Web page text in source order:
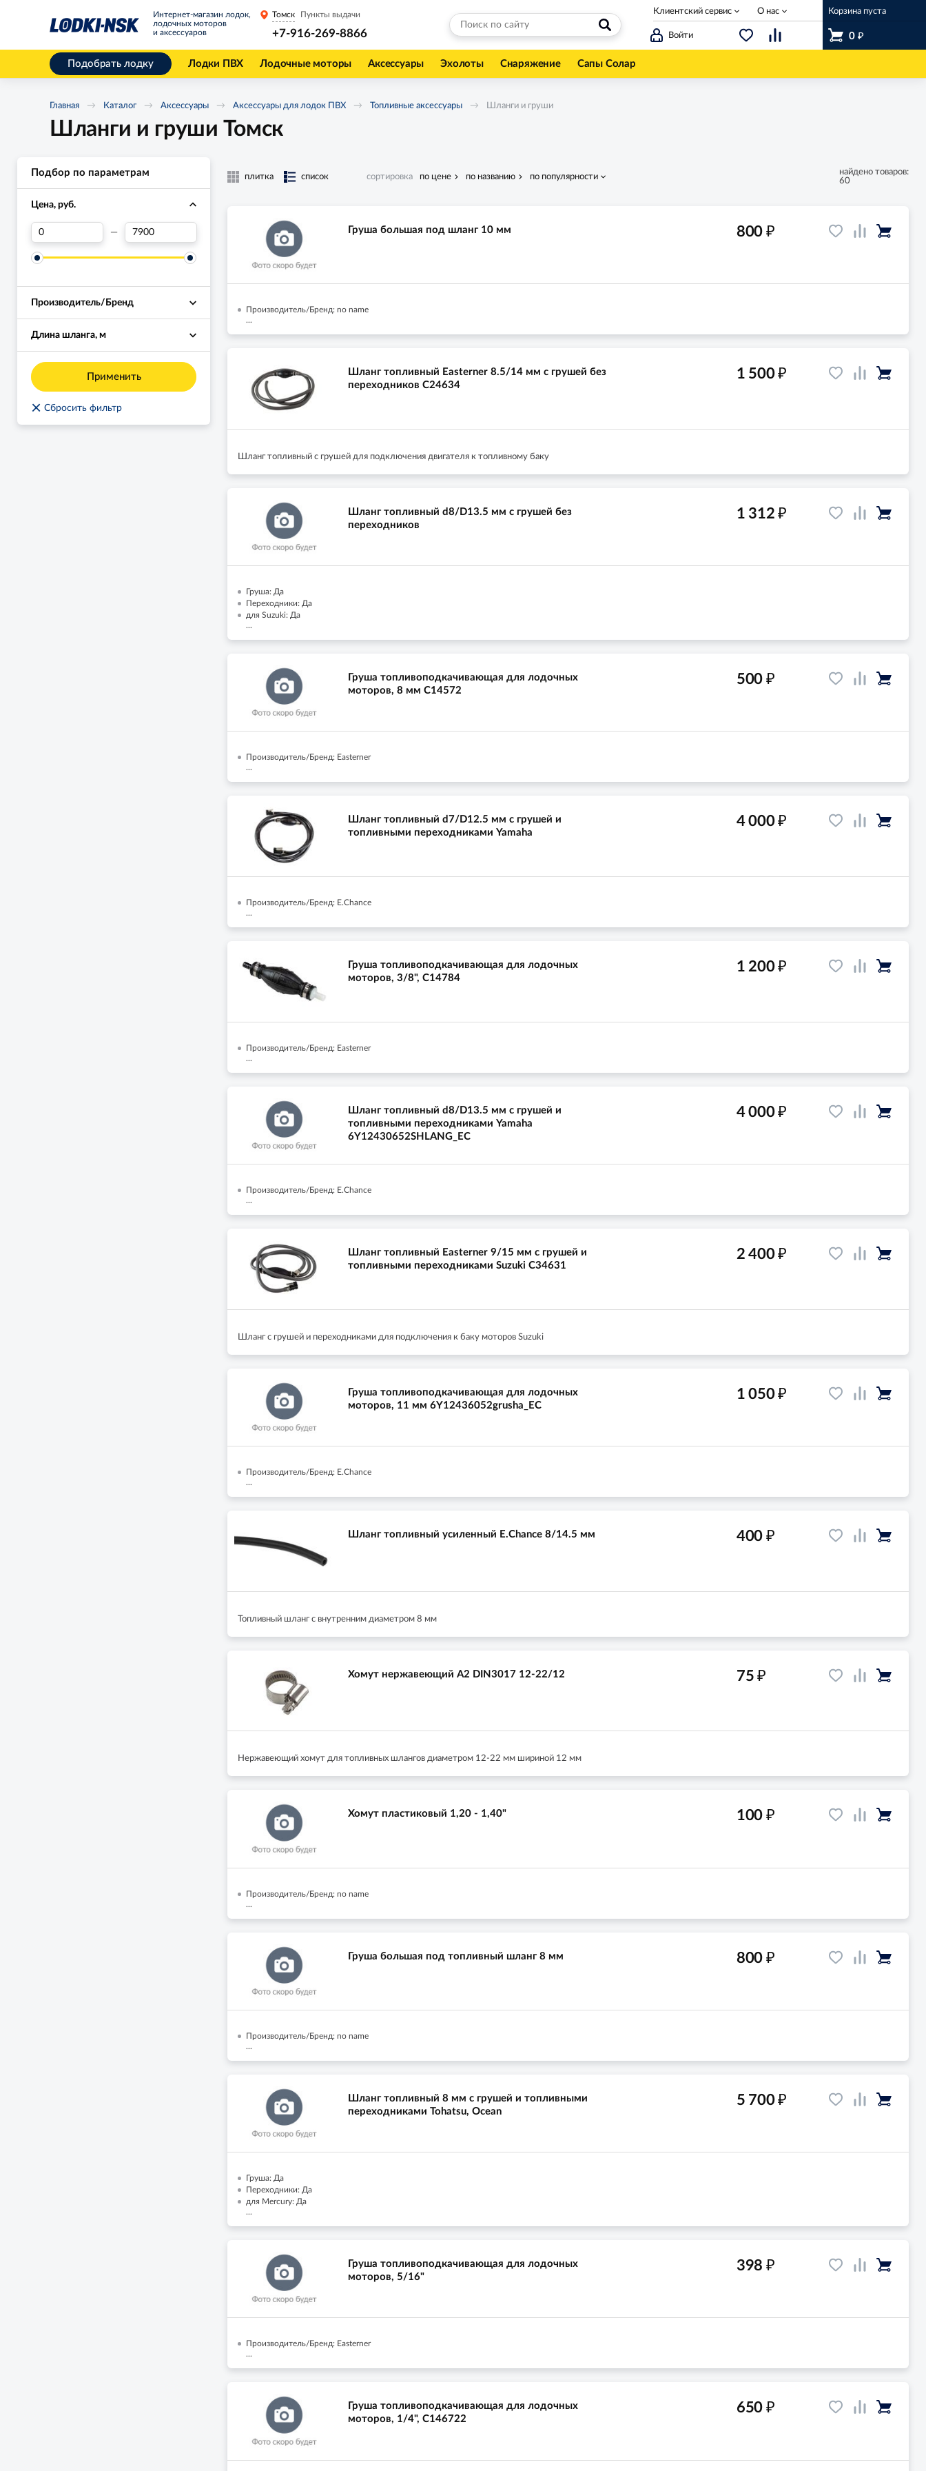
Интернет-магазин лодок,
лодочных моторов
и аксессуаров
Войти
Корзина пуста
0 ₽
Томск Пункты выдачи
+7-916-269-8866
Клиентский сервис О нас
Подобрать лодку Лодки ПВХ Лодочные моторы Аксессуары Эхолоты Снаряжение Сапы Солар
Главная Каталог Аксессуары Аксессуары для лодок ПВХ Топливные аксессуары Шланги и груши
Шланги и груши Томск
Подбор по параметрам
Цена, руб.
—
Производитель/Бренд
Длина шланга, м
Применить
× Сбросить фильтр
плитка список сортировка по цене по названию по популярности
найдено товаров:
60
Груша большая под шланг 10 мм
Производитель/Бренд: no name
...
800 ₽
Шланг топливный Easterner 8.5/14 мм с грушей без
переходников C24634
Шланг топливный с грушей для подключения двигателя к топливному баку
1 500₽
Шланг топливный d8/D13.5 мм с грушей без
переходников
Груша: Да
Переходники: Да
для Suzuki: Да
...
1 312₽
Груша топливоподкачивающая для лодочных
моторов, 8 мм C14572
Производитель/Бренд: Easterner
...
500 ₽
Шланг топливный d7/D12.5 мм с грушей и
топливными переходниками Yamaha
Производитель/Бренд: E.Chance
...
4 000₽
Груша топливоподкачивающая для лодочных
моторов, 3/8", C14784
Производитель/Бренд: Easterner
...
1 200₽
Шланг топливный d8/D13.5 мм с грушей и
топливными переходниками Yamaha
6Y12430652SHLANG_EC
Производитель/Бренд: E.Chance
...
4 000₽
Шланг топливный Easterner 9/15 мм с грушей и
топливными переходниками Suzuki C34631
Шланг с грушей и переходниками для подключения к баку моторов Suzuki
2 400₽
Груша топливоподкачивающая для лодочных
моторов, 11 мм 6Y12436052grusha_EC
Производитель/Бренд: E.Chance
...
1 050₽
Шланг топливный усиленный E.Chance 8/14.5 мм
Топливный шланг с внутренним диаметром 8 мм
400 ₽
Хомут нержавеющий A2 DIN3017 12-22/12
Нержавеющий хомут для топливных шлангов диаметром 12-22 мм шириной 12 мм
75₽
Хомут пластиковый 1,20 - 1,40"
Производитель/Бренд: no name
...
100 ₽
Груша большая под топливный шланг 8 мм
Производитель/Бренд: no name
...
800 ₽
Шланг топливный 8 мм с грушей и топливными
переходниками Tohatsu, Ocean
Груша: Да
Переходники: Да
для Mercury: Да
...
5 700₽
Груша топливоподкачивающая для лодочных
моторов, 5/16"
Производитель/Бренд: Easterner
...
398 ₽
Груша топливоподкачивающая для лодочных
моторов, 1/4", C146722
650 ₽